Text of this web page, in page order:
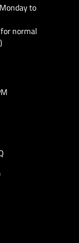
to
normal